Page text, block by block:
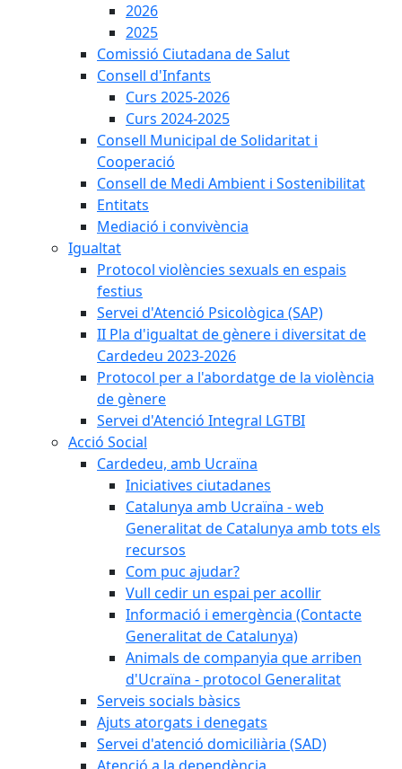
2026
2025
Comissió Ciutadana de Salut
Consell d'Infants
Curs 2025-2026
Curs 2024-2025
Consell Municipal de Solidaritat i
Cooperació
Consell de Medi Ambient i Sostenibilitat
Entitats
Mediació i convivència
Igualtat
Protocol violències sexuals en espais
festius
Servei d'Atenció Psicològica (SAP)
II Pla d'igualtat de gènere i diversitat de
Cardedeu 2023-2026
Protocol per a l'abordatge de la violència
de gènere
Servei d'Atenció Integral LGTBI
Acció Social
Cardedeu, amb Ucraïna
Iniciatives ciutadanes
Catalunya amb Ucraïna - web
Generalitat de Catalunya amb tots els
recursos
Com puc ajudar?
Vull cedir un espai per acollir
Informació i emergència (Contacte
Generalitat de Catalunya)
Animals de companyia que arriben
d'Ucraïna - protocol Generalitat
Serveis socials bàsics
Ajuts atorgats i denegats
Servei d'atenció domiciliària (SAD)